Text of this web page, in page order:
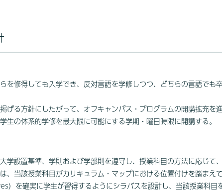
を修得しても入学でき、反対言語を学修しつつ、どちらの言語で
げる方針にしたがって、オフキャンパス・プログラムの開講拡充を進
生の体系的学修を最大限に可能にする学期・曜日時限に開講する。
学設置基準、学則および学部則を遵守し、授業科目の方法に応じ
、当該授業科目がカリキュラム・マップにおける位置付けを踏ま
）を確実に学生が習得するようにシラバスを設計し、当該授業科目